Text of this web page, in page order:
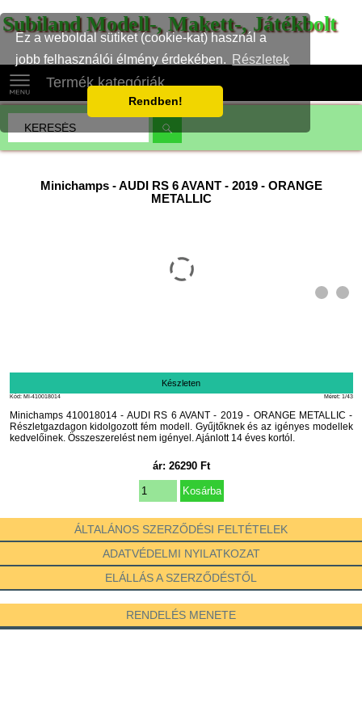
Ez a weboldal sütiket (cookie-kat) használ a
jobb felhasználói élmény érdekében.
Részletek
Rendben!
Subiland Modell-, Makett-, Játékbolt
Termék kategóriák
Minichamps-AUDI RS 6 AVANT - 2019 - ORANGE
METALLIC
Készleten
Méret: 1/43
Kód: MI-410018014
Minichamps 410018014 - AUDI RS 6 AVANT - 2019 - ORANGE METALLIC -
Részletgazdagon kidolgozott fém modell. Gyűjtőknek és az igényes modellek
kedvelőinek. Összeszerelést nem igényel. Ajánlott 14 éves kortól.
ár: 26290Ft
ÁLTALÁNOS SZERZŐDÉSI FELTÉTELEK
ADATVÉDELMI NYILATKOZAT
ELÁLLÁS A SZERZŐDÉSTŐL
RENDELÉS MENETE